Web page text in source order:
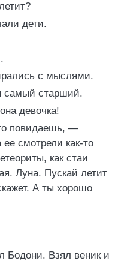
дети.
с мыслями.
самый старший.
девочка!
повидаешь, —
смотрели как-то
как стаи
Луна. Пускай летит
А ты хорошо
Бодони. Взял веник и